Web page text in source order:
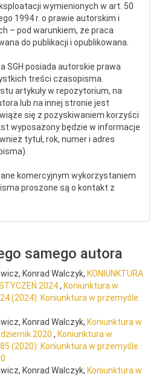
wymienionych w art. 50
1994 r. o prawie autorskim i
– pod warunkiem, że praca
do publikacji i opublikowana.
SGH posiada autorskie prawa
treści czasopisma.
artykuły w repozytorium, na
lub na innej stronie jest
się z pozyskiwaniem korzyści
wyposażony będzie w informacje
tytuł, rok, numer i adres
komercyjnym wykorzystaniem
proszone są o kontakt z
samego autora
Konrad Walczyk, KONIUNKTURA
2024, Koniunktura w
(2024): Koniunktura w przemyśle:
Konrad Walczyk, Koniunktura w
2020 , Koniunktura w
(2020): Koniunktura w przemyśle :
Konrad Walczyk, Koniunktura w